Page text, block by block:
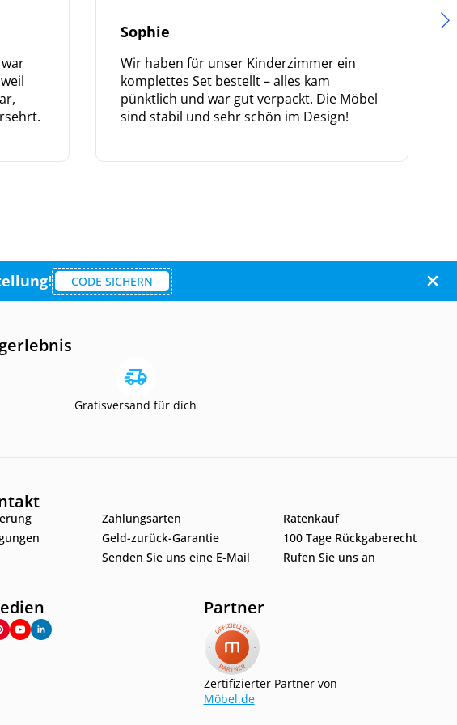
Sophie
Wir haben für unser Kinderzimmer ein
komplettes Set bestellt – alles kam
pünktlich und war gut verpackt. Die Möbel
sind stabil und sehr schön im Design!
CODE SICHERN
Gratisversand für dich
Zahlungsarten
Ratenkauf
Geld-zurück-Garantie
100 Tage Rückgaberecht
Senden Sie uns eine E-Mail
Rufen Sie uns an
Partner
Zertifizierter Partner von
Möbel.de